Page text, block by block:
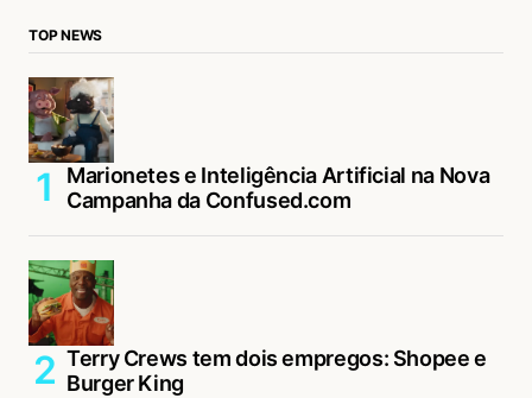
TOP NEWS
Marionetes e Inteligência Artificial na Nova
Campanha da Confused.com
Terry Crews tem dois empregos: Shopee e
Burger King